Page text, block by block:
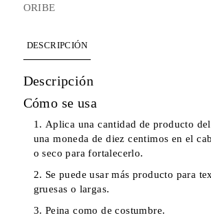
ORIBE
DESCRIPCIÓN
Descripción
Cómo se usa
Aplica una cantidad de producto
una moneda de diez centimos en el
o seco para fortalecerlo.
Se puede usar más producto para
gruesas o largas.
Peina como de costumbre.